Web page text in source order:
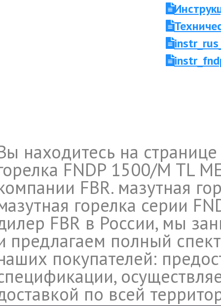
находитесь на
FNDP 1500/M TL
FBR. мазутная
горелка серии
FBR в России, мы
предлагаем полный
покупателей:
по всей